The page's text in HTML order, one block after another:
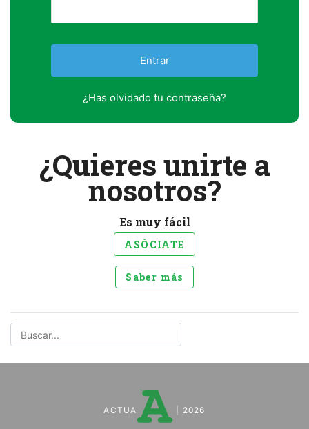
¿Has olvidado tu contraseña?
¿Quieres unirte a
nosotros?
Es muy fácil
ASÓCIATE
Saber más
ACTUA | 2026